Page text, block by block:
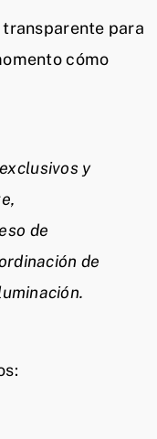
para
cómo
y
de
de